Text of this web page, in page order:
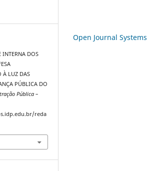
DOS
À LUZ DAS
PÚBLICA DO
Pública –
reda
Open Journal Systems